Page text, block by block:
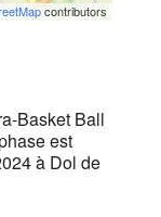
contributors
Basket Ball
est
à Dol de